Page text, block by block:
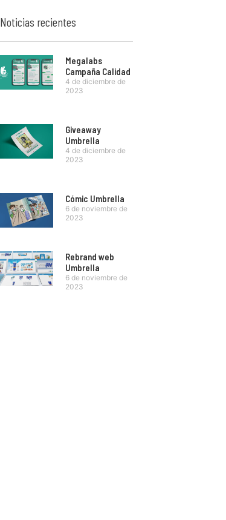
Noticias recientes
Megalabs
Campaña Calidad
4 de diciembre de
2023
Giveaway
Umbrella
4 de diciembre de
2023
Cómic Umbrella
6 de noviembre de
2023
Rebrand web
Umbrella
6 de noviembre de
2023